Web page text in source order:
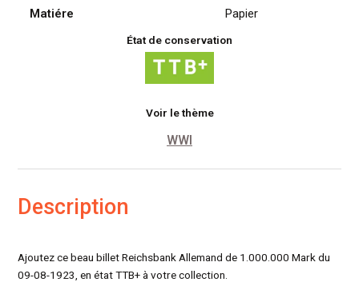
Matiére
Papier
État de conservation
Voir le thème
WWI
Description
Ajoutez ce beau billet Reichsbank Allemand de 1.000.000 Mark du
09-08-1923, en état TTB+ à votre collection.